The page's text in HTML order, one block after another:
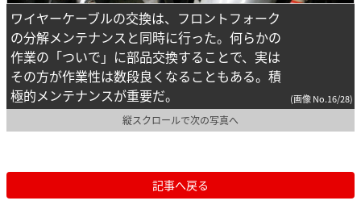
ワイヤーケーブルの交換は、フロントフォーク
の分解メンテナンスと同時に行った。何らかの
作業の「ついで」に部品交換することで、実は
その方が作業性は数段良くなることもある。積
極的メンテナンスが重要だ。
(画像 No.16/28)
縦スクロールで次の写真へ
記事へ戻る